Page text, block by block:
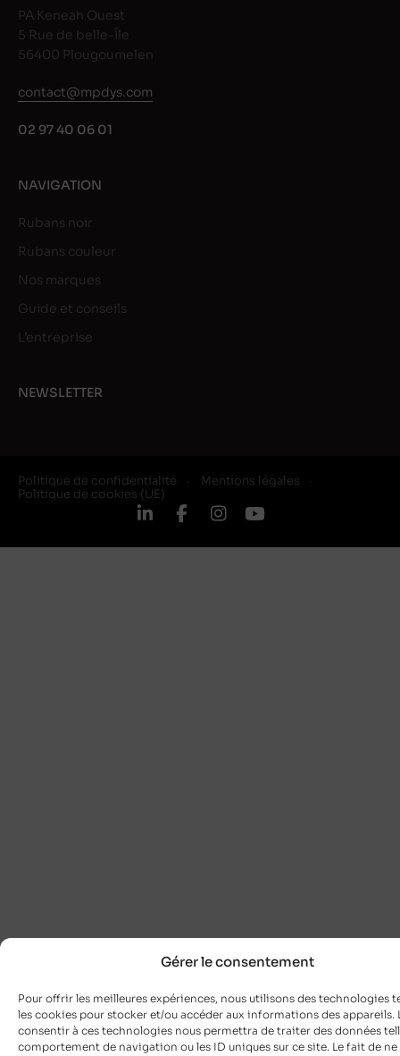
Gérer le consentement
Pour offrir les meilleures expériences, nous utilisons des technologies
les cookies pour stocker et/ou accéder aux informations des appareils.
consentir à ces technologies nous permettra de traiter des données
comportement de navigation ou les ID uniques sur ce site. Le fait de ne
PA Keneah Ouest
5 Rue de belle-Île
56400 Plougoumelen
contact@mpdys.com
02 97 40 06 01
NAVIGATION
Rubans noir
Rubans couleur
Nos marques
Guide et conseils
L’entreprise
NEWSLETTER
Politique de confidentialité
Mentions légales
Politique de cookies (UE)